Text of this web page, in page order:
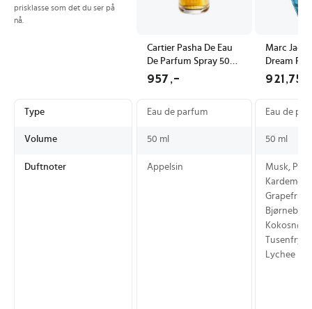
prisklasse som det du ser på
nå.
Cartier Pasha De Eau
De Parfum Spray 50
ml - Vegansk
Herreparfyme med
957,-
Marc
Dream
Eau de
for Dame
921,75
Type Eau de parfum Eau de
Volume 50 ml 50 ml
Duftnoter Appelsin
Musk,
Kokosnøtt,
Tusenfryd,
Lychee